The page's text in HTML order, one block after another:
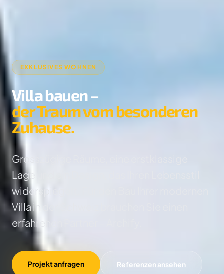
EXKLUSIVES WOHNEN
Villa bauen –
der Traum vom besonderen
Zuhause.
Grosszügige Räume, eine erstklassige
Lage und ein Design, das Ihren Lebensstil
widerspiegelt. Für den Bau Ihrer modernen
Villa in der Schweiz brauchen Sie einen
erfahrenen Partner – Archify.
Projekt anfragen Referenzen ansehen